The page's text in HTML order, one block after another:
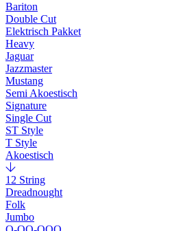
Bariton
Double Cut
Elektrisch Pakket
Heavy
Jaguar
Jazzmaster
Mustang
Semi Akoestisch
Signature
Single Cut
ST Style
T Style
Akoestisch
12 String
Dreadnought
Folk
Jumbo